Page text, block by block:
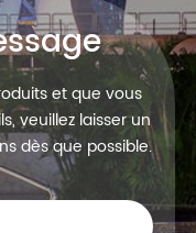
et que vous
veuillez laisser un
dès que possible.